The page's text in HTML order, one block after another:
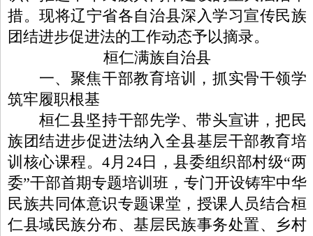
措。现将辽宁省各自治县深入学习宣传民族
团结进步促进法的工作动态予以摘录。
桓仁满族自治县
一、聚焦干部教育培训，抓实骨干领学
筑牢履职根基
桓仁县坚持干部先学、带头宣讲，把民
族团结进步促进法纳入全县基层干部教育培
训核心课程。4月24日，县委组织部村级“两
委”干部首期专题培训班，专门开设铸牢中华
民族共同体意识专题课堂，授课人员结合桓
仁县域民族分布、基层民族事务处置、乡村